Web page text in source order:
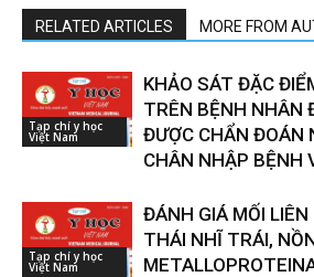
RELATED ARTICLES MORE FROM
Tạp chí y học
Việt Nam
KHẢO SÁT ĐẶC
TRÊN BỆNH NHÂN
ĐƯỢC CHẨN ĐOÁN
CHÂN NHẬP BỆNH
Tạp chí y học
Việt Nam
ĐÁNH GIÁ MỐI
THÁI NHĨ TRÁI,